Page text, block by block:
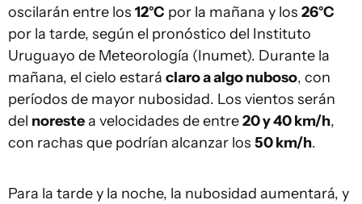
oscilarán entre los 12°C por la mañana y los 26°C
por la tarde, según el pronóstico del Instituto
Uruguayo de Meteorología (Inumet). Durante la
mañana, el cielo estará claro a algo nuboso, con
períodos de mayor nubosidad. Los vientos serán
del norestea velocidades de entre20 y 40 km/h,
con rachas que podrían alcanzar los 50 km/h.
Para la tarde y la noche, la nubosidad aumentará, y